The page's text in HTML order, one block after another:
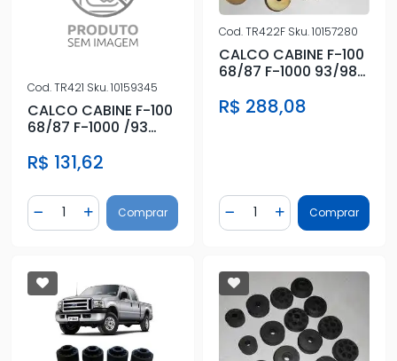
Cod.TR421 Sku.10159345
CALCO CABINE F-100
68/87 F-1000 /93
ARRUELA
R$ 131,62
Diminuir Quantidade
Quantidade
Adicionar Quantidade
Comprar
Cod.TR422F Sku.10157280
CALCO CABINE F-100
68/87 F-1000 93/98
R$ 288,08
Diminuir Quantidade
Quantidade
AdicionarComprar